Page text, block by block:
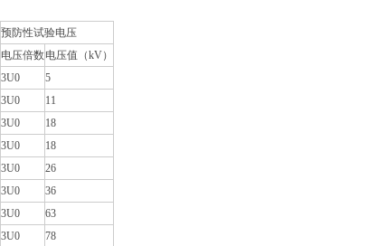
预防性试验电压
电压倍数电压值（kV）
3U0
5
3U0
11
3U0
18
3U0
18
3U0
26
3U0
36
3U0
63
3U0
78